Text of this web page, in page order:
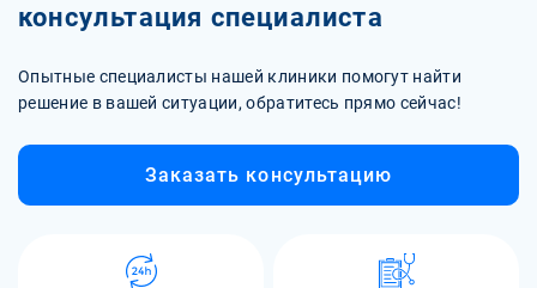
консультация специалиста
Опытные специалисты нашей клиники помогут найти
решение в вашей ситуации, обратитесь прямо сейчас!
Заказать консультацию